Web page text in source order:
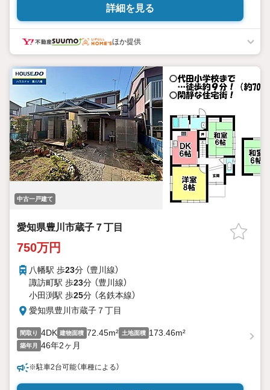
詳細を見る
ほか提供
中古一戸建て
愛知県豊川市蔵子７丁目
750万円
八幡駅 歩23分 （豊川線）
諏訪町駅 歩23分 （豊川線）
小田渕駅 歩25分 （名鉄本線）
愛知県豊川市蔵子７丁目
間取り 4DK 建物面積 72.45m² 土地面積 173.46m²
築年月 46年2ヶ月
※駐車2台可能（車種による）